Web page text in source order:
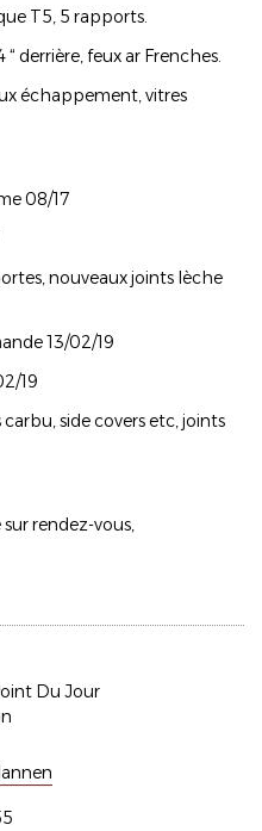
T5, 5 rapports.
derrière, feux ar Frenches.
échappement, vitres
08/17
nouveaux joints lèche
13/02/19
19
side covers etc, joints
rendez-vous,
Du Jour